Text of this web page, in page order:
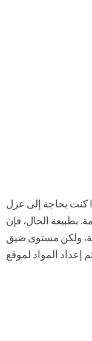
كنت بحاجة إلى عزل
بطبيعة الحال، فإن
ولكن مستوى ضيق